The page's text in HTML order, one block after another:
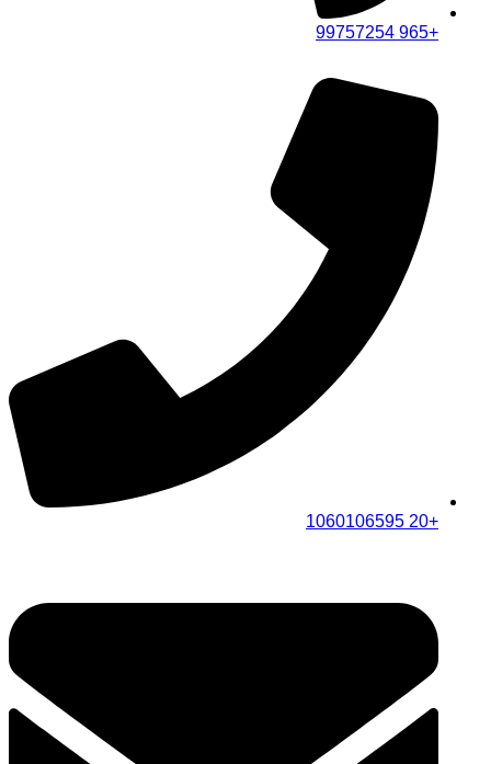
+965 99757254
+20 1060106595